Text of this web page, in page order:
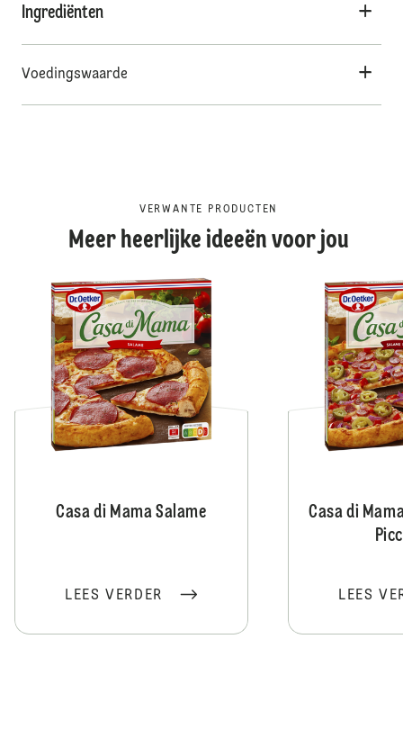
Ingrediënten
Voedingswaarde
VERWANTE PRODUCTEN
Meer heerlijke ideeën voor jou
Casa di Mama Salame
LEES VERDER
Casa di
LEES